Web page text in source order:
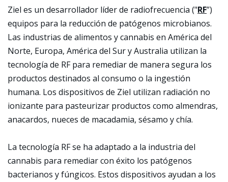
Ziel es un desarrollador líder de radiofrecuencia ("RF”)
equipos para la reducción de patógenos microbianos.
Las industrias de alimentos y cannabis en América del
Norte, Europa, América del Sur y Australia utilizan la
tecnología de RF para remediar de manera segura los
productos destinados al consumo o la ingestión
humana. Los dispositivos de Ziel utilizan radiación no
ionizante para pasteurizar productos como almendras,
anacardos, nueces de macadamia, sésamo y chía.
La tecnología RF se ha adaptado a la industria del
cannabis para remediar con éxito los patógenos
bacterianos y fúngicos. Estos dispositivos ayudan a los